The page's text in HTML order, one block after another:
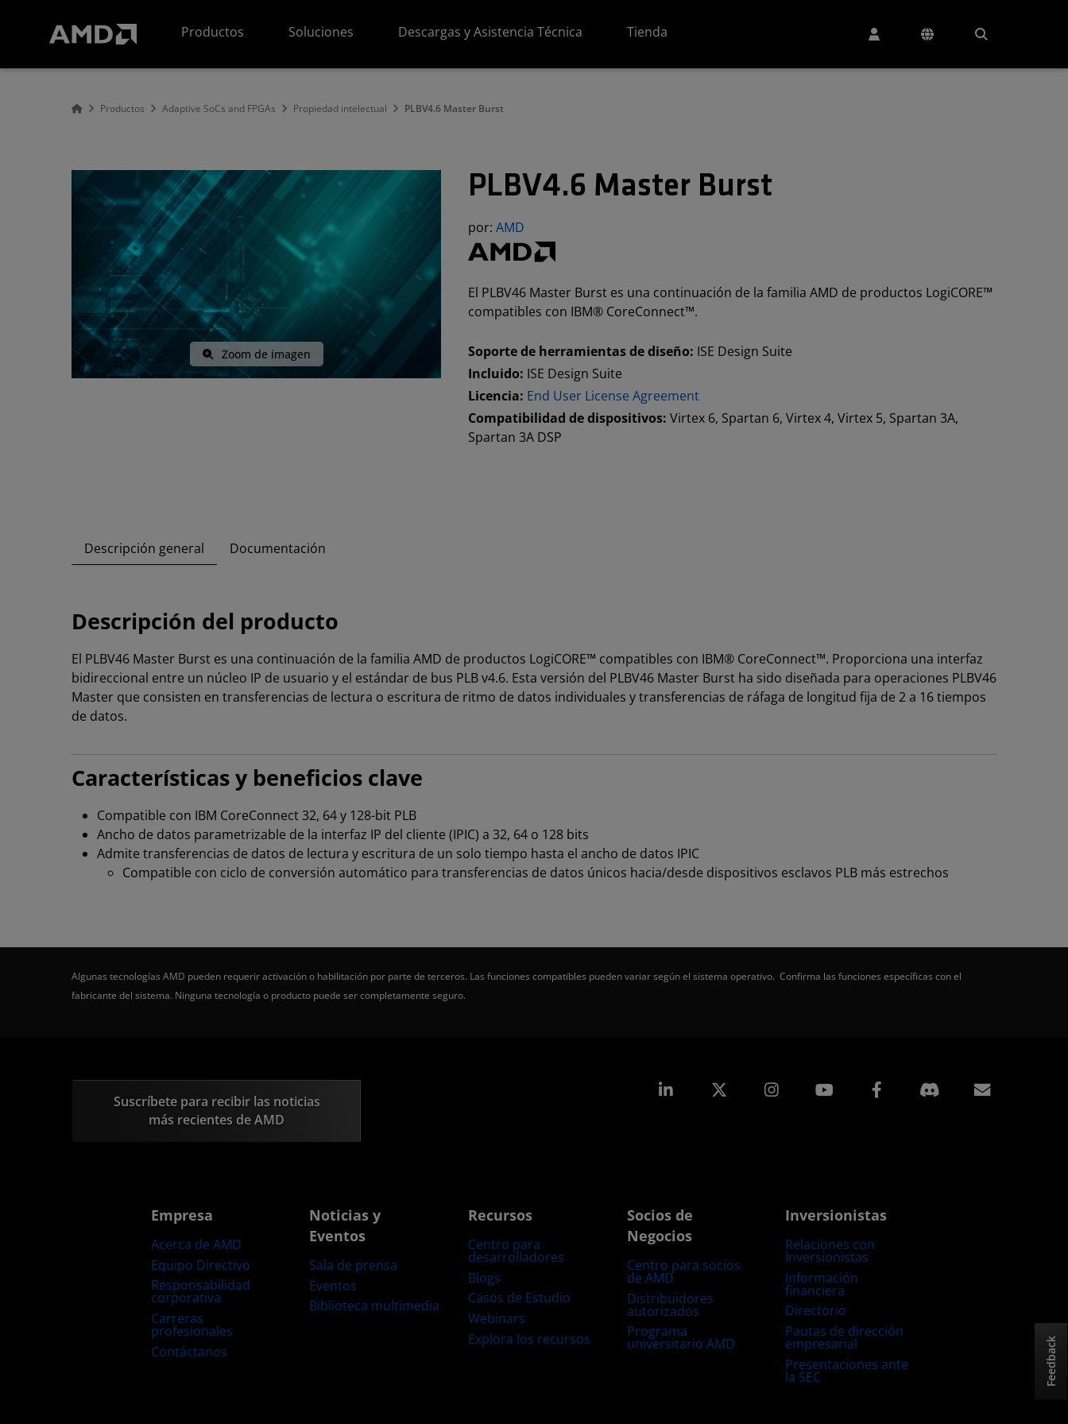
Productos
Soluciones Descargas y Asistencia Técnica Tienda
Productos Adaptive SoCs and FPGAs Propiedad intelectual PLBV4.6 Master Burst
Zoom de imagen
PLBV4.6 Master Burst
por:AMD
El PLBV46 Master Burst es una continuación de la familia AMD de productos LogiCORE™
compatibles con IBM® CoreConnect™.
Soporte de herramientas de diseño: ISE Design Suite
Incluido: ISE Design Suite
Licencia: End User License Agreement
Compatibilidad de dispositivos:Virtex 6, Spartan 6, Virtex 4, Virtex 5, Spartan 3A,
Spartan 3A DSP
Descripción general Documentación
Descripción del producto
El PLBV46 Master Burst es una continuación de la familia AMD de productos LogiCORE™ compatibles con IBM® CoreConnect™. Proporciona una interfaz
bidireccional entre un núcleo IP de usuario y el estándar de bus PLB v4.6. Esta versión del PLBV46 Master Burst ha sido diseñada para operaciones PLBV46
Master que consisten en transferencias de lectura o escritura de ritmo de datos individuales y transferencias de ráfaga de longitud fija de 2 a 16 tiempos
de datos.
Características y beneficios clave
Compatible con IBM CoreConnect 32, 64 y 128-bit PLB
Ancho de datos parametrizable de la interfaz IP del cliente (IPIC) a 32, 64 o 128 bits
Admite transferencias de datos de lectura y escritura de un solo tiempo hasta el ancho de datos IPIC
Compatible con ciclo de conversión automático para transferencias de datos únicos hacia/desde dispositivos esclavos PLB más estrechos
Algunas tecnologías AMD pueden requerir activación o habilitación por parte de terceros. Las funciones compatibles pueden variar según el sistema operativo. Confirma las funciones específicas con el
fabricante del sistema. Ninguna tecnología o producto puede ser completamente seguro.
Suscríbete para recibir las noticias
más recientes de AMD
LinkedIn Instagram Facebook
Empresa
Acerca de AMD
Equipo Directivo
Responsabilidad
corporativa
Carreras
profesionales
Contáctanos
Noticias y
Eventos
Sala de prensa
Eventos
Biblioteca multimedia
Recursos
Centro para
desarrolladores
Blogs
Casos de Estudio
Webinars
Explora los recursos
Socios de
Negocios
Centro para socios
de AMD
Distribuidores
autorizados
Programa
universitario AMD
Inversionistas
Relaciones con
Inversionistas
Información
financiera
Directorio
Pautas de dirección
empresarial
Presentaciones ante
la SEC Feedback